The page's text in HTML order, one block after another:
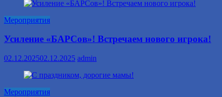
Мероприятия
Усиление «БАРСов»! Встречаем нового игрока!
02.12.202502.12.2025 admin
Мероприятия